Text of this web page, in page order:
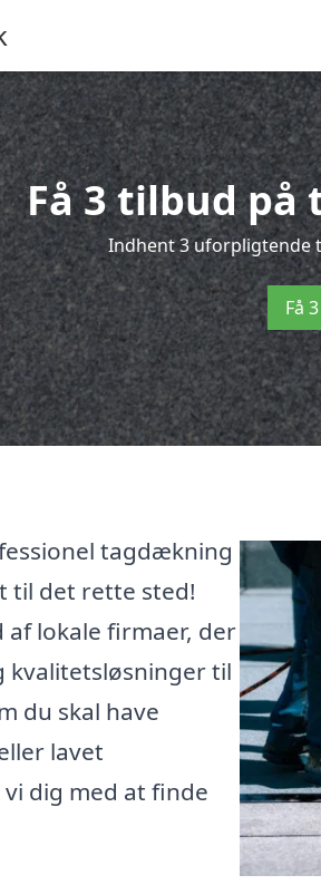
Få 3 tilbud
Indhent 3 uforpligtende
Få
tagdækning
til det rette sted!
lokale firmaer, der
kvalitetsløsninger til
du skal have
lavet
dig med at finde